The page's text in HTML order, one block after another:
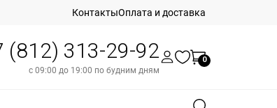
КонтактыОплата и доставка
(812) 313-29-92
с 09:00 до 19:00 по будним дням
0